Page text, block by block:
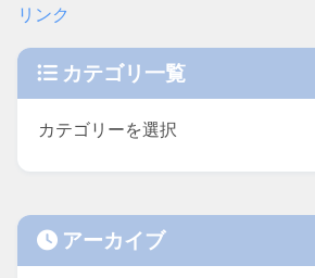
リンク
カテゴリ一覧
アーカイブ